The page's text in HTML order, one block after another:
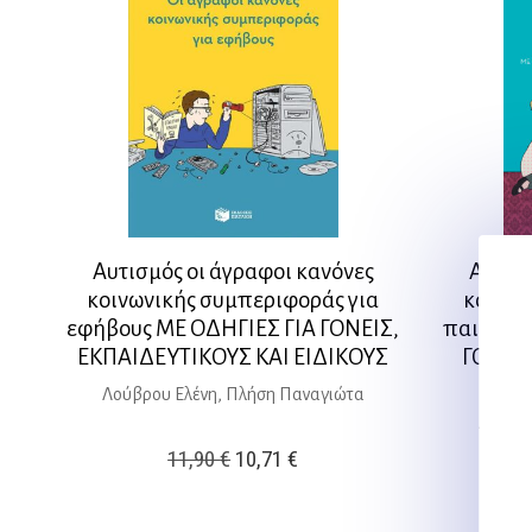
Αυτισμός οι άγραφοι κανόνες
κοινωνικής συμπεριφοράς για
εφήβους ΜΕ ΟΔΗΓΙΕΣ ΓΙΑ ΓΟΝΕΙΣ,
ΕΚΠΑΙΔΕΥΤΙΚΟΥΣ ΚΑΙ ΕΙΔΙΚΟΥΣ
Λούβρου Ελένη, Πλήση Παναγιώτα
11,90€ Original
10,71€
παιδιά